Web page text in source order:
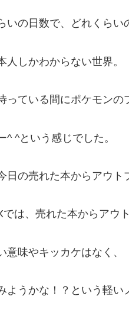
いの日数で、どれくらい
人しかわからない世界。
っている間にポケモン
^ ^という感じでした。
日の売れた本からアウト
は、売れた本からアウ
意味やキッカケはなく、
ようかな！？という軽い